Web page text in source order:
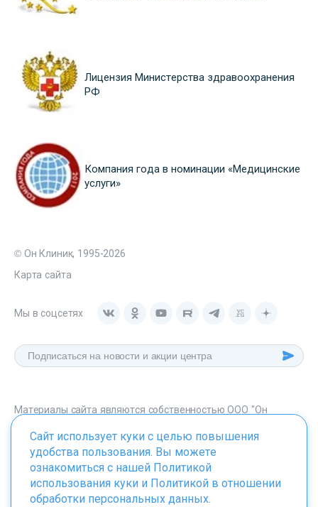
Лицензия Министерства здравоохранения
РФ
Компания года в номинации «Медицинские
услуги»
© Он Клиник, 1995-2026
Карта сайта
Мы в соцсетях
Материалы сайта являются собственностью ООО "Он
onclinic.ru запрещено в соответствии со статьей 1259 ГК. РФ.
Сайт использует куки с целью повышения
удобства пользования. Вы можете
ознакомиться с нашей Политикой
использования куки и Политикой в отношении
обработки персональных данных.